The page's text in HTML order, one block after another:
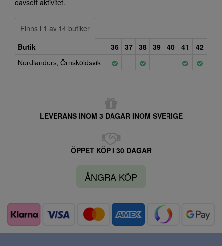
oavsett aktivitet.
Finns i 1 av 14 butiker
Butik
36 37 38 39 40 41
42
Nordlanders, Örnsköldsvik
LEVERANS INOM 3 DAGAR INOM SVERIGE
ÖPPET KÖP I 30 DAGAR
ÅNGRA KÖP